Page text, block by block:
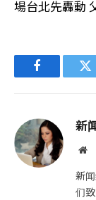
場台北先轟動
Facebook
新
网
新
们